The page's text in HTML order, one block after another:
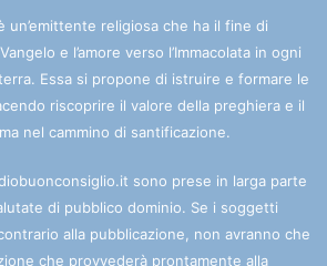
un’emittente religiosa che ha il fine di
e l’amore verso l’Immacolata in ogni
Essa si propone di istruire e formare le
riscoprire il valore della preghiera e il
nel cammino di santificazione.
sono prese in larga parte
di pubblico dominio. Se i soggetti
alla pubblicazione, non avranno che
che provvederà prontamente alla